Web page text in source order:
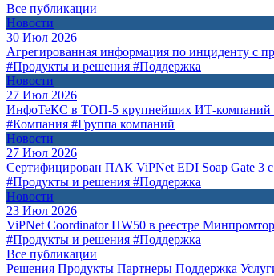
Все публикации
Новости
30 Июл 2026
Агрегированная информация по инциденту с
#Продукты и решения #Поддержка
Новости
27 Июл 2026
ИнфоТеКС в ТОП-5 крупнейших ИТ-компаний
#Компания #Группа компаний
Новости
27 Июл 2026
Сертифицирован ПАК ViPNet EDI Soap Gate 3
#Продукты и решения #Поддержка
Новости
23 Июл 2026
ViPNet Coordinator HW50 в реестре
#Продукты и решения #Поддержка
Все публикации
Решения Продукты Партнeры Поддержка